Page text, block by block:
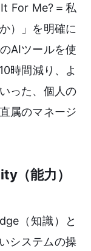
For Me?＝私
）」を明確に
AIツールを使
時間減り、よ
った、個人の
属のマネージ
（能力）
（知識）と
システムの操